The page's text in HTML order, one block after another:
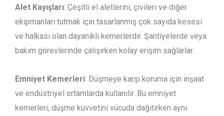
Alet Kayışları: Çeşitli el aletlerini, çivileri ve diğer
ekipmanları tutmak için tasarlanmış çok sayıda kesesi
ve halkası olan dayanıklı kemerlerdir. Şantiyelerde veya
bakım görevlerinde çalışırken kolay erişim sağlarlar.
Emniyet Kemerleri: Düşmeye karşı koruma için inşaat
ve endüstriyel ortamlarda kullanılır. Bu emniyet
kemerleri, düşme kuvvetini vücuda dağıtırken aynı